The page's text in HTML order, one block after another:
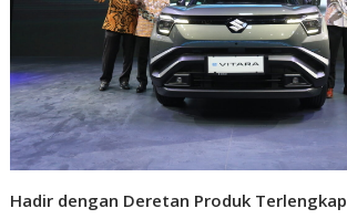
Hadir dengan Deretan Produk Terlengkap